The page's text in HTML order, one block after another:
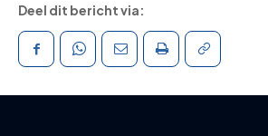
Deel dit bericht via: